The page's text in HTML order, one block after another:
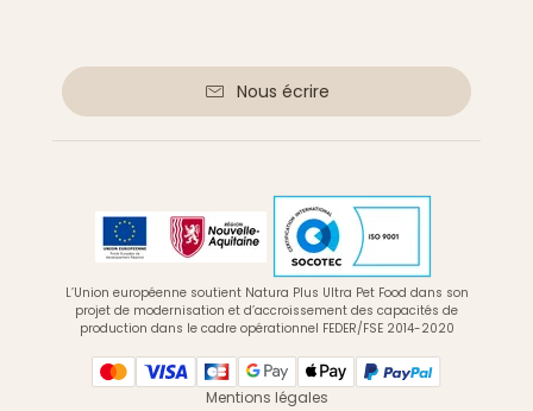
Nous écrire
L’Union européenne soutient Natura Plus Ultra Pet Food dans son
projet de modernisation et d’accroissement des capacités de
production dans le cadre opérationnel FEDER/FSE 2014-2020
Mentions légales